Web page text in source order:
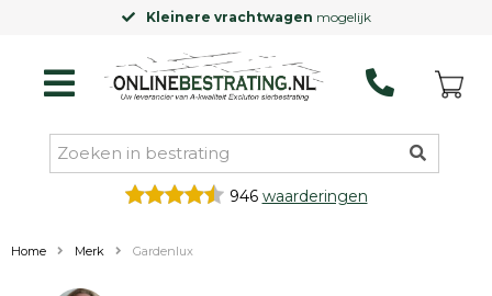
Kleinere vrachtwagen mogelijk
946 waarderingen
Home Merk Gardenlux